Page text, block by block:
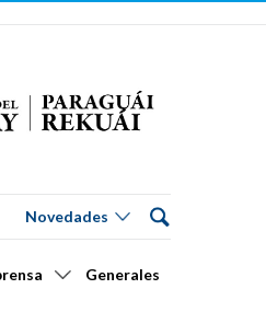
Novedades
Generales